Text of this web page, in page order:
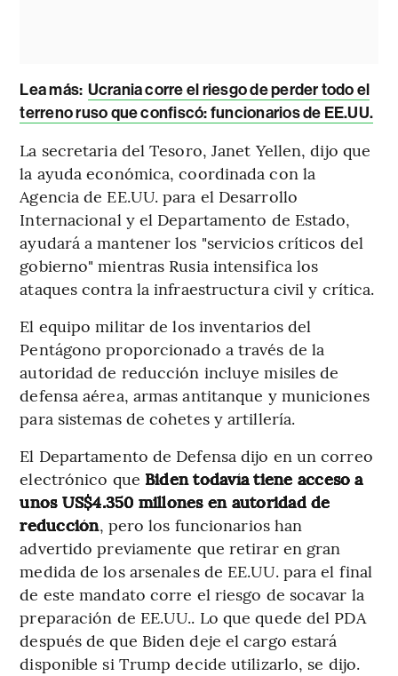
Lea más: Ucrania corre el riesgo de perder todo el
terreno ruso que confiscó: funcionarios de EE.UU.
La secretaria del Tesoro, Janet Yellen, dijo que
la ayuda económica, coordinada con la
Agencia de EE.UU. para el Desarrollo
Internacional y el Departamento de Estado,
ayudará a mantener los "servicios críticos del
gobierno" mientras Rusia intensifica los
ataques contra la infraestructura civil y crítica.
El equipo militar de los inventarios del
Pentágono proporcionado a través de la
autoridad de reducción incluye misiles de
defensa aérea, armas antitanque y municiones
para sistemas de cohetes y artillería.
El Departamento de Defensa dijo en un correo
electrónico que Biden todavía tiene acceso a
unos US$4.350 millones en autoridad de
reducción, pero los funcionarios han
advertido previamente que retirar en gran
medida de los arsenales de EE.UU. para el final
de este mandato corre el riesgo de socavar la
preparación de EE.UU.. Lo que quede del PDA
después de que Biden deje el cargo estará
disponible si Trump decide utilizarlo, se dijo.